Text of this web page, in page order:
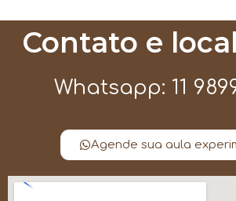
Contato e
Whatsapp: 11
Agende sua aula